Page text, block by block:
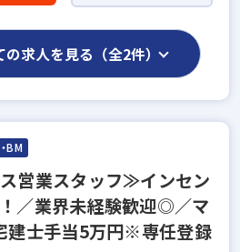
の求人を見る（全2件）
BM
営業スタッフ≫インセン
／業界未経験歓迎◎／マ
建士手当5万円※専任登録